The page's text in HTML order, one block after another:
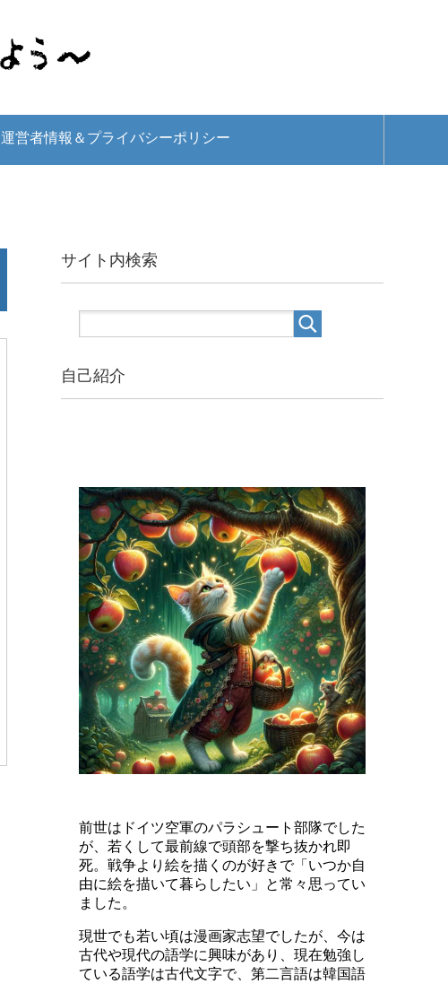
運営者情報＆プライバシーポリシー
サイト内検索
自己紹介
前世はドイツ空軍のパラシュート部隊でした
が、若くして最前線で頭部を撃ち抜かれ即
死。戦争より絵を描くのが好きで「いつか自
由に絵を描いて暮らしたい」と常々思ってい
ました。
現世でも若い頃は漫画家志望でしたが、今は
古代や現代の語学に興味があり、現在勉強し
ている語学は古代文字で、第二言語は韓国語